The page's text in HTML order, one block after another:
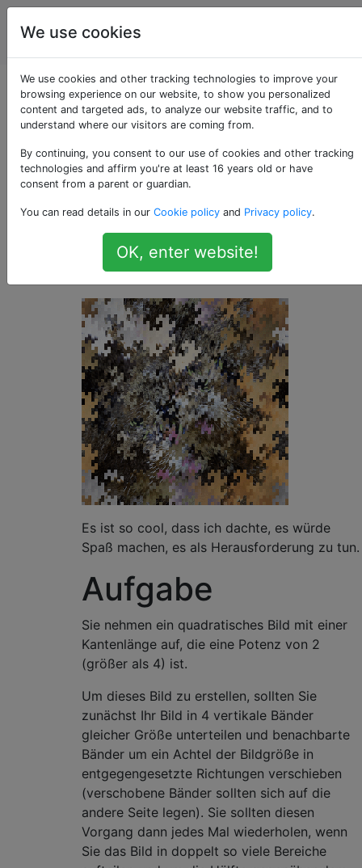
Programmierrätsel
& Code Golf
Das Bild des Drachen
23 Ich sahein cooles GIFder
Zwillingsdrachenkurve aus einem Quadrat
wenn wir von einem anderen Basisbild
ausgehen würden. Also habe ich ein
Programm dafür geschrieben.
Es ist so cool, dass ich dachte, es würde
Spaß machen, es als Herausforderung zu tun.
Aufgabe
Sie nehmen ein quadratisches Bild mit einer
Kantenlänge auf, die eine Potenz von 2
(größer als 4) ist.
Um dieses Bild zu erstellen, sollten Sie
zunächst Ihr Bild in 4 vertikale Bänder
gleicher Größe unterteilen und benachbarte
Bänder um ein Achtel der Bildgröße in
entgegengesetzte Richtungen verschieben
(verschobene Bänder sollten sich auf die
andere Seite legen). Sie sollten diesen
Vorgang dann jedes Mal wiederholen, wenn
Sie das Bild in doppelt so viele Bereiche
We use cookies
We use cookies and other tracking technologies to improve your
browsing experience on our website, to show you personalized
content and targeted ads, to analyze our website traffic, and to
understand where our visitors are coming from.
By continuing, you consent to our use of cookies and other tracking
technologies and affirm you're at least 16 years old or have
consent from a parent or guardian.
You can read details in our Cookie policy and Privacy policy.
OK, enter website!